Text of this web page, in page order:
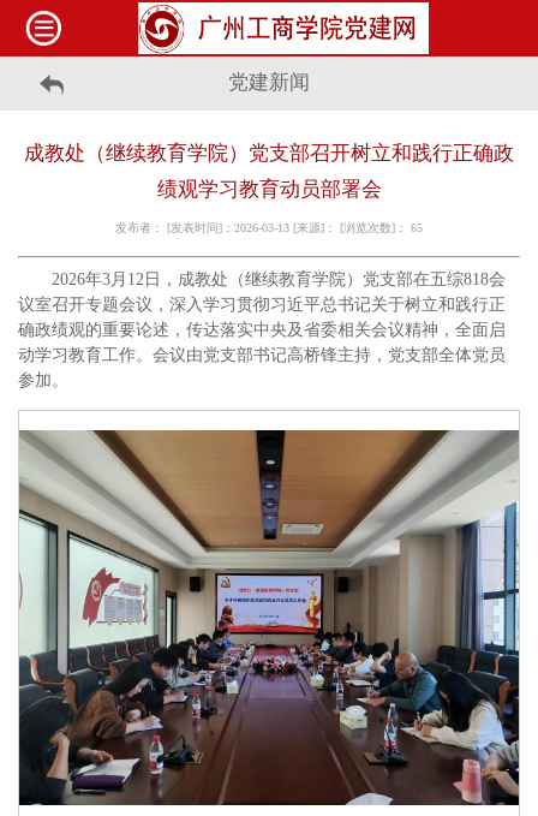
党建新闻
成教处（继续教育学院）党支部召开树立和践行正确政
绩观学习教育动员部署会
发布者： [发表时间]：2026-03-13 [来源]： [浏览次数]： 65
2026年3月12日，成教处（继续教育学院）党支部在五综818会
议室召开专题会议，深入学习贯彻习近平总书记关于树立和践行正
确政绩观的重要论述，传达落实中央及省委相关会议精神，全面启
动学习教育工作。会议由党支部书记高桥锋主持，党支部全体党员
参加。